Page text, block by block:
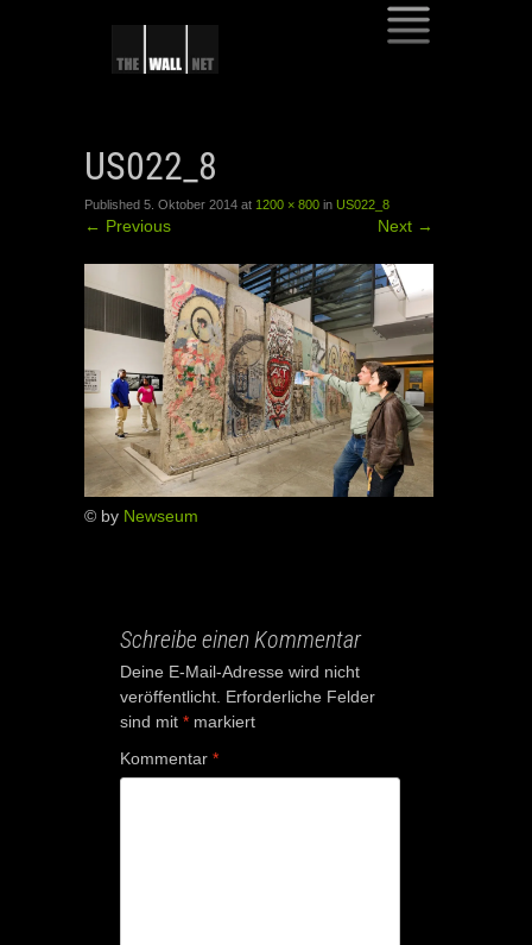
TO
CONTENT
US022_8
Published 5. Oktober 2014 at 1200 × 800 in US022_8
← Previous Next →
© by Newseum
Schreibe einen Kommentar
Deine E-Mail-Adresse wird nicht
veröffentlicht. Erforderliche Felder
sind mit * markiert
Kommentar *